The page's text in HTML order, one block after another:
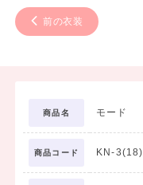
前の衣装
商品名 モード
商品コード KN-3(18)